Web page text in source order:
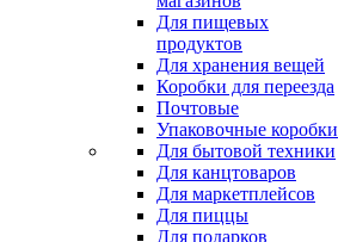
Для пищевых
продуктов
Для хранения вещей
Коробки для переезда
Почтовые
Упаковочные коробки
Для бытовой техники
Для канцтоваров
Для маркетплейсов
Для пиццы
Для подарков